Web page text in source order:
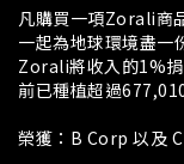
凡購買一項Zorali商
一起為地球環境盡一
Zorali將收入的1%
前已種植超過
榮獲：B Corp 以及